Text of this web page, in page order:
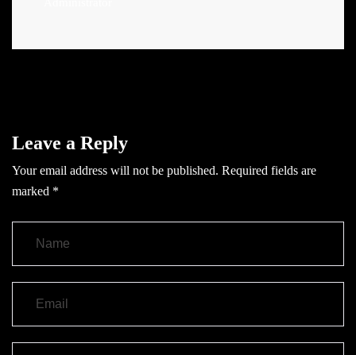
Leave a Reply
Your email address will not be published. Required fields are
marked *